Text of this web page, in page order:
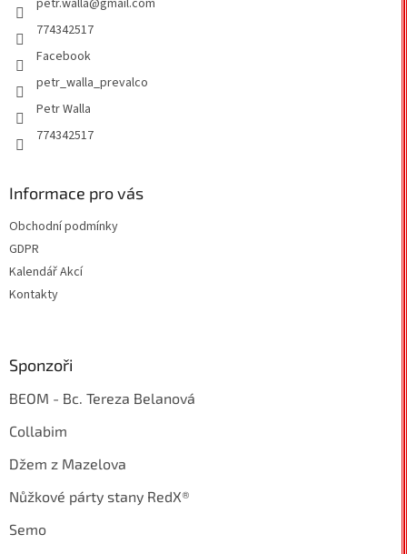
774342517
Facebook
petr_walla_prevalco
Petr Walla
774342517
Informace pro vás
Obchodní podmínky
GDPR
Kalendář Akcí
Kontakty
Sponzoři
BEOM - Bc. Tereza Belanová
Collabim
Džem z Mazelova
Nůžkové párty stany RedX®
Semo